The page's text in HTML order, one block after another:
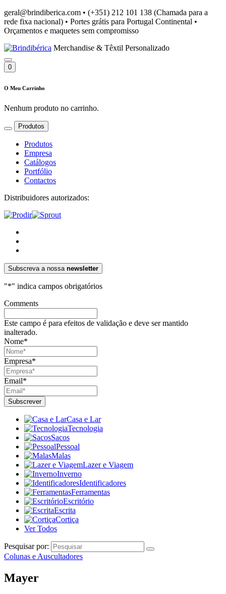
geral@brindiberica.com • (+351) 212 101 138 (Chamada para a
rede fixa nacional) • Portes grátis para Portugal Continental •
Orçamentos e maquetes sem compromisso
Merchandise & Têxtil Personalizado
0
O Meu Carrinho
Nenhum produto no carrinho.
Produtos
Produtos
Empresa
Catálogos
Portfólio
Contactos
Distribuidores autorizados:
Subscreva a nossa newsletter
"*" indica campos obrigatórios
Comments
Este campo é para efeitos de validação e deve ser mantido
inalterado.
Nome*
Empresa*
Email*
Casa e Lar
Tecnologia
Sacos
Pessoal
Malas
Lazer e Viagem
Inverno
Identificadores
Ferramentas
Escritório
Escrita
Cortiça
Ver Todos
Pesquisar por:
Colunas e Auscultadores
Mayer